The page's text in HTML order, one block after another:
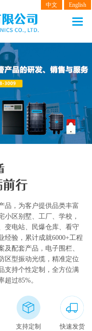
中文 English
品，为客户提供品类丰富
小区别墅、工厂、学校，
变电站、民爆仓库、看守
经验，累计成就6000+工程
配套产品，电子围栏、
区型振动光缆，精准定位
支持个性定制，全方位满
过85%。
支持定制 快速发货